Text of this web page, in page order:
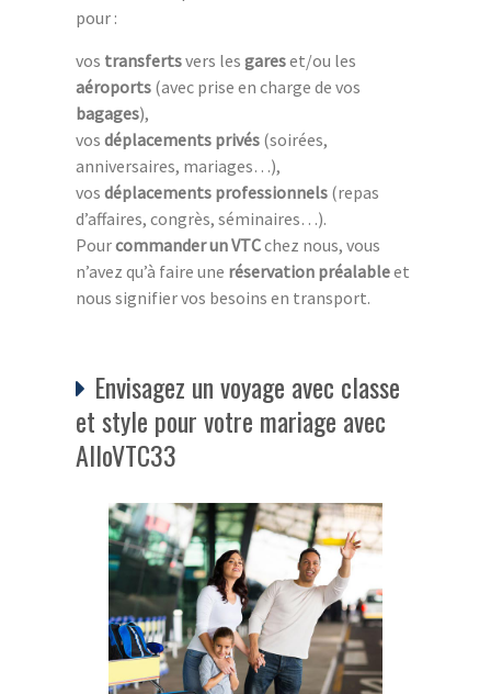
pour :
vos transfertsvers les gareset/ou les
aéroports (avec prise en charge de vos
bagages),
vos déplacements privés (soirées,
anniversaires, mariages…),
vos déplacements professionnels (repas
d’affaires, congrès, séminaires…).
Pourcommander un VTCchez nous, vous
n’avez qu’à faire une réservation préalableet
nous signifier vos besoins en transport.
Envisagez un voyage avec classe
et style pour votre mariage avec
AlloVTC33